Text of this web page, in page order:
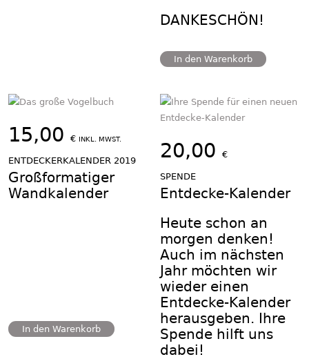
DANKESCHÖN!
In den Warenkorb
15,00 € INKL. MWST.
ENTDECKERKALENDER 2019
Großformatiger
Wandkalender
In den Warenkorb
20,00€
SPENDE
Entdecke-Kalender
Heute schon an
morgen denken!
Auch im nächsten
Jahr möchten wir
wieder einen
Entdecke-Kalender
herausgeben. Ihre
Spende hilft uns
dabei!